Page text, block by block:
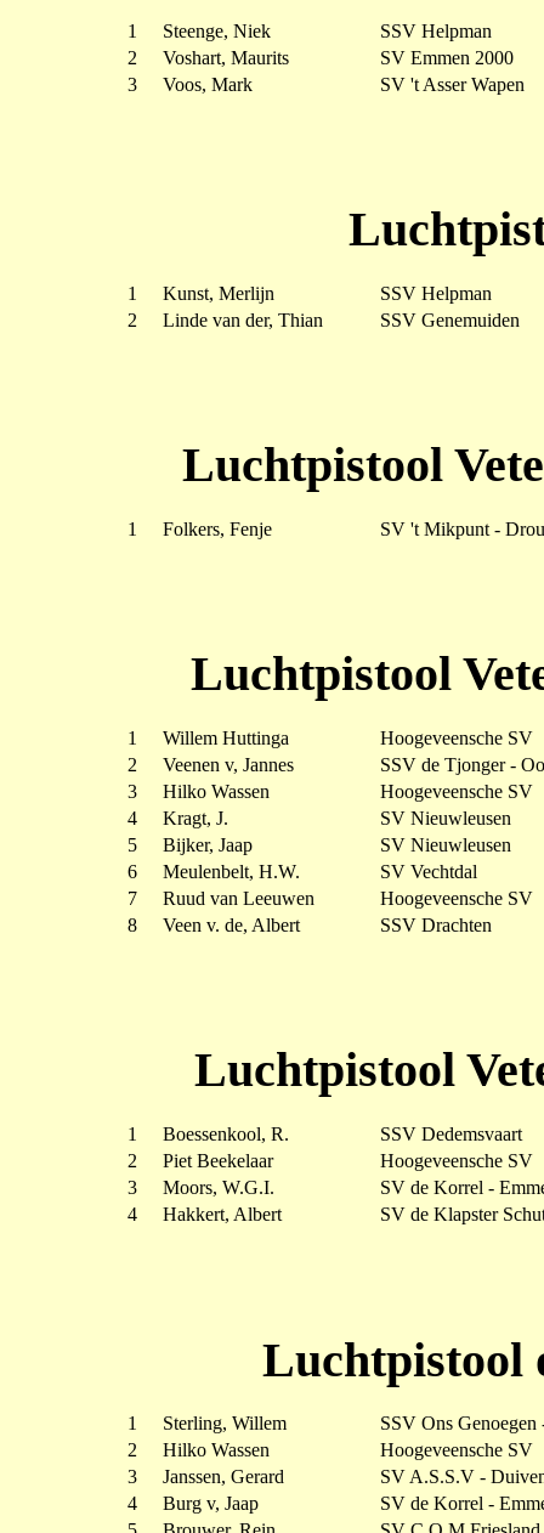
1 Steenge, Niek
SSV Helpman
2
Voshart, Maurits
SV Emmen 2000
3
Voos, Mark SV 't Asser Wapen
1 Kunst, Merlijn
SSV Helpman
2
Linde van der, Thian SSV Genemuiden
Luchtpistool
1 Folkers, Fenje SV 't Mikpunt -
Luchtpistool
1 Willem Huttinga
Hoogeveensche SV
2
Veenen v, Jannes
SSV de Tjonger -
3
Hilko Wassen
Hoogeveensche SV
4
Kragt, J.
SV Nieuwleusen
5
Bijker, Jaap
SV Nieuwleusen
6
Meulenbelt, H.W.
SV Vechtdal
7
Ruud van Leeuwen
Hoogeveensche SV
8
Veen v. de, Albert SSV Drachten
Luchtpistool
1 Boessenkool, R.
SSV Dedemsvaart
2
Piet Beekelaar
Hoogeveensche SV
3
Moors, W.G.I.
SV de Korrel -
4
Hakkert, Albert SV de Klapster
Luchtpistool
1 Sterling, Willem
SSV Ons Genoegen
2
Hilko Wassen
Hoogeveensche SV
3
Janssen, Gerard
SV A.S.S.V -
4
Burg v, Jaap
SV de Korrel -